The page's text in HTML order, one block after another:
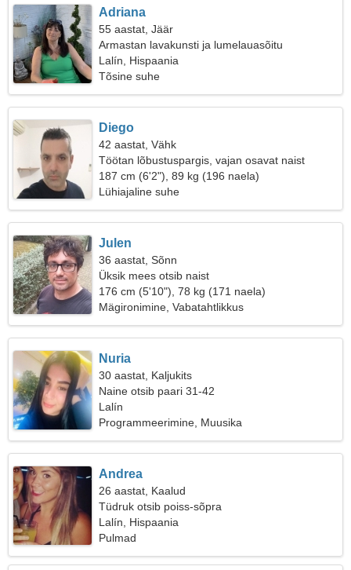
Adriana
55 aastat, Jäär
Armastan lavakunsti ja lumelauasõitu
Lalín, Hispaania
Tõsine suhe
Diego
42 aastat, Vähk
Töötan lõbustuspargis, vajan osavat naist
187 cm (6'2"), 89 kg (196 naela)
Lühiajaline suhe
Julen
36 aastat, Sõnn
Üksik mees otsib naist
176 cm (5'10"), 78 kg (171 naela)
Mägironimine, Vabatahtlikkus
Nuria
30 aastat, Kaljukits
Naine otsib paari 31-42
Lalín
Programmeerimine, Muusika
Andrea
26 aastat, Kaalud
Tüdruk otsib poiss-sõpra
Lalín, Hispaania
Pulmad